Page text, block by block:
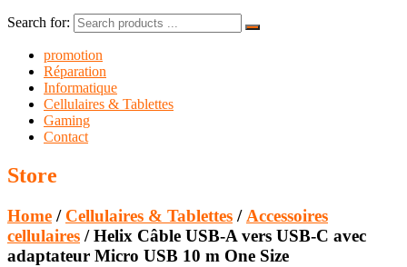
Search for:
promotion
Réparation
Informatique
Cellulaires & Tablettes
Gaming
Contact
Store
Home / Cellulaires & Tablettes / Accessoires
cellulaires / Helix Câble USB-A vers USB-C avec
adaptateur Micro USB 10 m One Size